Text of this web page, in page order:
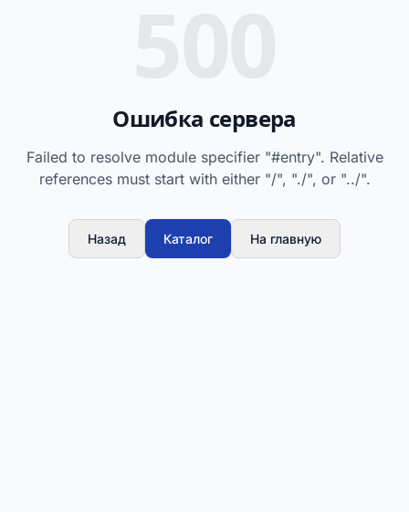
Ошибка сервера
Failed to resolve module specifier "#entry". Relative
references must start with either "/", "./", or "../".
Назад Каталог На главную